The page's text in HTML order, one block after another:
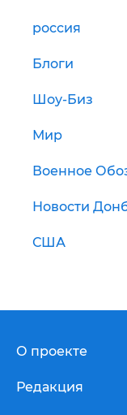
россия
Блоги
Шоу-Биз
Мир
Военное
Новости
США
О проекте
Редакция